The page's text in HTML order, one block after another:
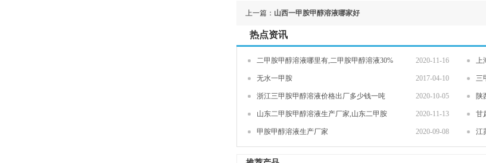
上一篇： 山西一甲胺甲醇溶液哪家好
热点资讯
2020-11-16
二甲胺甲醇溶液哪里有,二甲胺甲醇溶液30% 上
2017-04-10
无水一甲胺 三
2020-10-05
浙江三甲胺甲醇溶液价格出厂多少钱一吨 陕
2020-11-13
山东二甲胺甲醇溶液生产厂家,山东二甲胺 甘
2020-09-08
甲胺甲醇溶液生产厂家 江